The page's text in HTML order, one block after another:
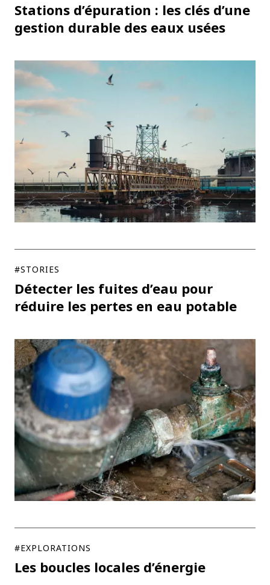
#TRENDS
Stations d’épuration : les clés d’une
gestion durable des eaux usées
#STORIES
Détecter les fuites d’eau pour
réduire les pertes en eau potable
#EXPLORATIONS
Les boucles locales d’énergie